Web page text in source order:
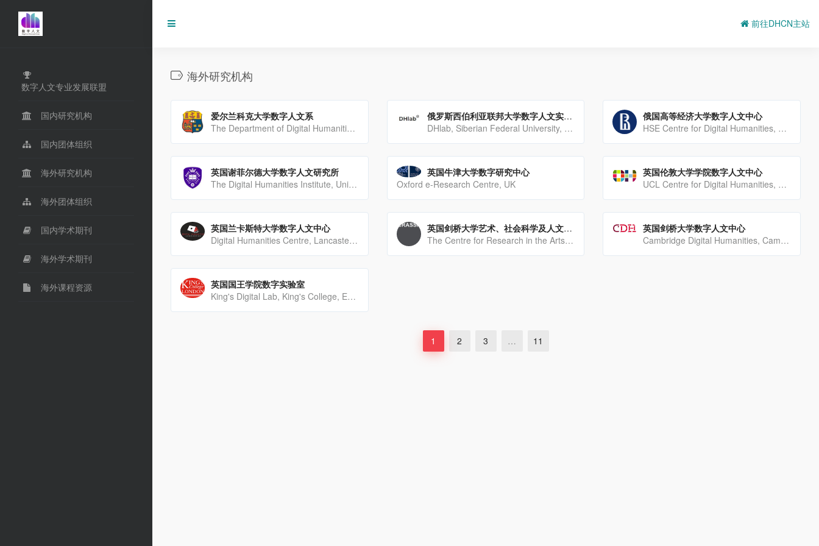
数字人文专业发展联盟
国内研究机构
国内团体组织
海外研究机构
海外团体组织
国内学术期刊
海外学术期刊
海外课程资源
前往DHCN主站
海外研究机构
爱尔兰科克大学数字人文系
The Department of Digital Humanities, University College Cork, Ireland
俄罗斯西伯利亚联邦大学数字人文实验室
DHlab, Siberian Federal University, Russia
俄国高等经济大学数字人文中心
HSE Centre for Digital Humanities, Russia
英国谢菲尔德大学数字人文研究所
The Digital Humanities Institute, University of Sheffield, UK
英国牛津大学数字研究中心
Oxford e-Research Centre, UK
英国伦敦大学学院数字人文中心
UCL Centre for Digital Humanities, University College London, UK
英国兰卡斯特大学数字人文中心
Digital Humanities Centre, Lancaster University
英国剑桥大学艺术、社会科学及人文科学研究中心
The Centre for Research in the Arts, Social Sciences and Humanities, Cambridge University, UK
英国剑桥大学数字人文中心
Cambridge Digital Humanities, Cambridge University, UK
英国国王学院数字实验室
King's Digital Lab, King's College, England
1 2 3 … 11